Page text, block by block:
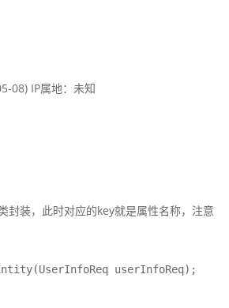
08) IP属地：未知
封装，此时对应的key就是属性名称，注意
userInfoReq);